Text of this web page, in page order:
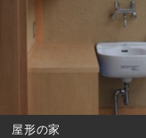
屋形の家